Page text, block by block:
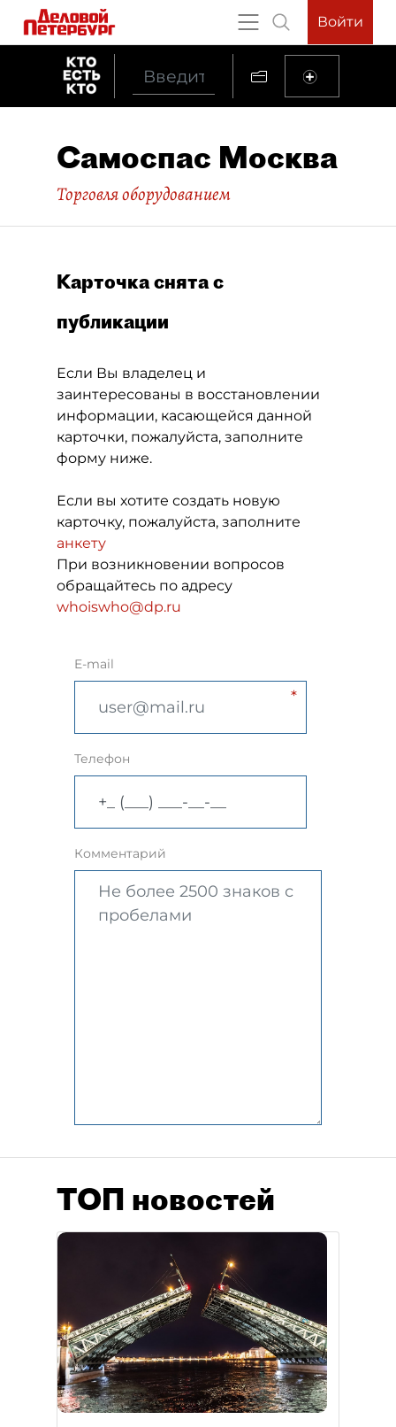
Войти
Самоспас Москва
Торговля оборудованием
Карточка снята с
публикации
Если Вы владелец и
заинтересованы в восстановлении
информации, касающейся данной
карточки, пожалуйста, заполните
форму ниже.
Если вы хотите создать новую
карточку, пожалуйста, заполните
анкету
При возникновении вопросов
обращайтесь по адресу
whoiswho@dp.ru
E-mail
Телефон
Комментарий
ТОП новостей